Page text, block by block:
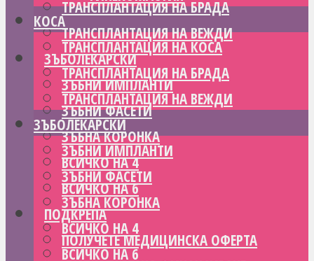
ТРАНСПЛАНТАЦИЯ НА БРАДА
ТРАНСПЛАНТАЦИЯ НА ВЕЖДИ
ЗЪБОЛЕКАРСКИ
ЗЪБНИ ИМПЛАНТИ
ЗЪБНИ ФАСЕТИ
ЗЪБНА КОРОНКА
ВСИЧКО НА 4
ВСИЧКО НА 6
ПОДКРЕПА
ПОЛУЧЕТЕ МЕДИЦИНСКА ОФЕРТА
КОСА
ТРАНСПЛАНТАЦИЯ НА КОСА
ТРАНСПЛАНТАЦИЯ НА БРАДА
ТРАНСПЛАНТАЦИЯ НА ВЕЖДИ
ЗЪБОЛЕКАРСКИ
ЗЪБНИ ИМПЛАНТИ
ЗЪБНИ ФАСЕТИ
ЗЪБНА КОРОНКА
ВСИЧКО НА 4
ВСИЧКО НА 6